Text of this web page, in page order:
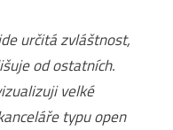
určitá zvláštnost,
od ostatních.
velké
typu open